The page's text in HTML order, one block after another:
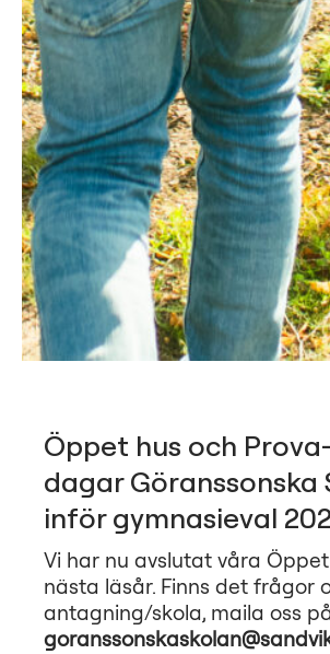
Öppet hus och
dagar Göranssonska
inför gymnasieval
Vi har nu avslutat våra
nästa läsår. Finns det frågor
antagning/skola, maila oss